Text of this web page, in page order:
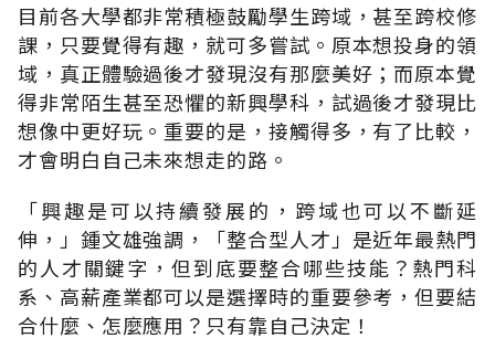
目前各大學都非常積極鼓勵學生跨域，甚至跨校修
課，只要覺得有趣，就可多嘗試。原本想投身的領
域，真正體驗過後才發現沒有那麼美好；而原本覺
得非常陌生甚至恐懼的新興學科，試過後才發現比
想像中更好玩。重要的是，接觸得多，有了比較，
才會明白自己未來想走的路。
「興趣是可以持續發展的，跨域也可以不斷延
伸，」鍾文雄強調，「整合型人才」是近年最熱門
的人才關鍵字，但到底要整合哪些技能？熱門科
系、高薪產業都可以是選擇時的重要參考，但要結
合什麼、怎麼應用？只有靠自己決定！